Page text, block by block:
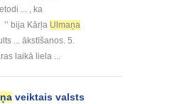
... , ka
’’ bija Kārļa Ulmaņa
... ākstīšanos. 5.
laikā liela ...
veiktais valsts